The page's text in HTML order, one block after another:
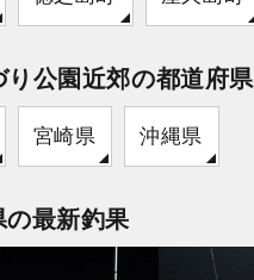
り公園近郊の都道府県
宮崎県 沖縄県
の最新釣果